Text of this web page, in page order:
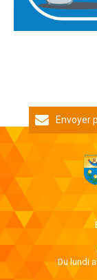
Envoyer
Du lundi